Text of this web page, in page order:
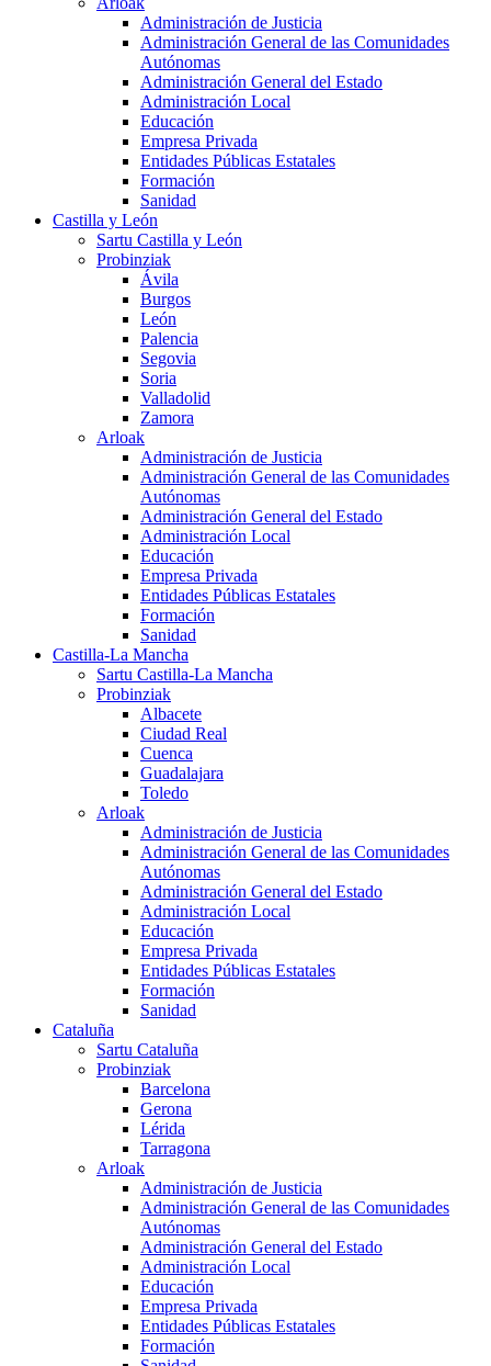
Administración de Justicia
Administración General de las Comunidades
Autónomas
Administración General del Estado
Administración Local
Educación
Empresa Privada
Entidades Públicas Estatales
Formación
Sanidad
Castilla y León
Sartu Castilla y León
Probinziak
Ávila
Burgos
León
Palencia
Segovia
Soria
Valladolid
Zamora
Arloak
Administración de Justicia
Administración General de las Comunidades
Autónomas
Administración General del Estado
Administración Local
Educación
Empresa Privada
Entidades Públicas Estatales
Formación
Sanidad
Castilla-La Mancha
Sartu Castilla-La Mancha
Probinziak
Albacete
Ciudad Real
Cuenca
Guadalajara
Toledo
Arloak
Administración de Justicia
Administración General de las Comunidades
Autónomas
Administración General del Estado
Administración Local
Educación
Empresa Privada
Entidades Públicas Estatales
Formación
Sanidad
Cataluña
Sartu Cataluña
Probinziak
Barcelona
Gerona
Lérida
Tarragona
Arloak
Administración de Justicia
Administración General de las Comunidades
Autónomas
Administración General del Estado
Administración Local
Educación
Empresa Privada
Entidades Públicas Estatales
Formación